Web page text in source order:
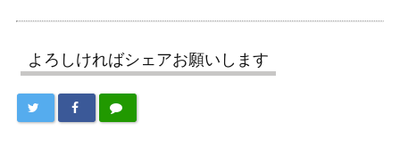
よろしければシェアお願いします